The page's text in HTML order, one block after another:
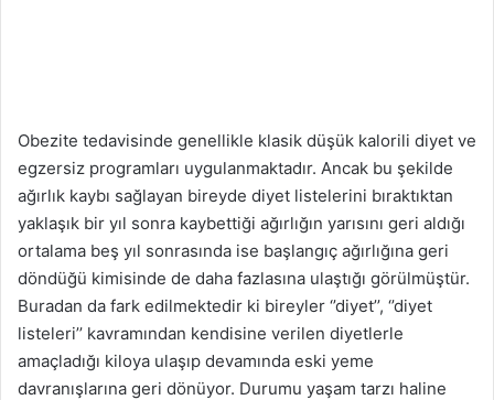
Obezite tedavisinde genellikle klasik düşük kalorili diyet ve
egzersiz programları uygulanmaktadır. Ancak bu şekilde
ağırlık kaybı sağlayan bireyde diyet listelerini bıraktıktan
yaklaşık bir yıl sonra kaybettiği ağırlığın yarısını geri aldığı
ortalama beş yıl sonrasında ise başlangıç ağırlığına geri
döndüğü kimisinde de daha fazlasına ulaştığı görülmüştür.
Buradan da fark edilmektedir ki bireyler ‘’diyet’’, ‘’diyet
listeleri’’ kavramından kendisine verilen diyetlerle
amaçladığı kiloya ulaşıp devamında eski yeme
davranışlarına geri dönüyor. Durumu yaşam tarzı haline